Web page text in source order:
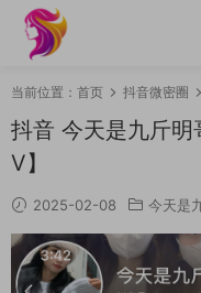
当前位置： 首页 抖音微密圈
抖音 今天是九斤
V】
2025-02-08 今天是